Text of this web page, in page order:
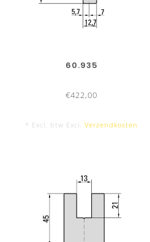
60.935
€422,00
* Excl. btw Excl. Verzendkosten